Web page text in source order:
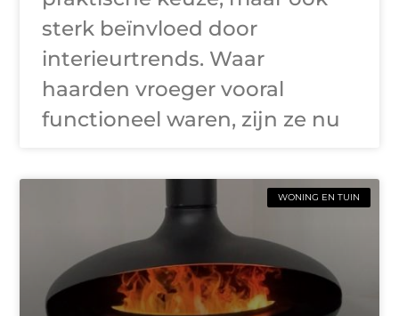
sterk beïnvloed door
interieurtrends. Waar
haarden vroeger vooral
functioneel waren, zijn ze nu
WONING EN TUIN